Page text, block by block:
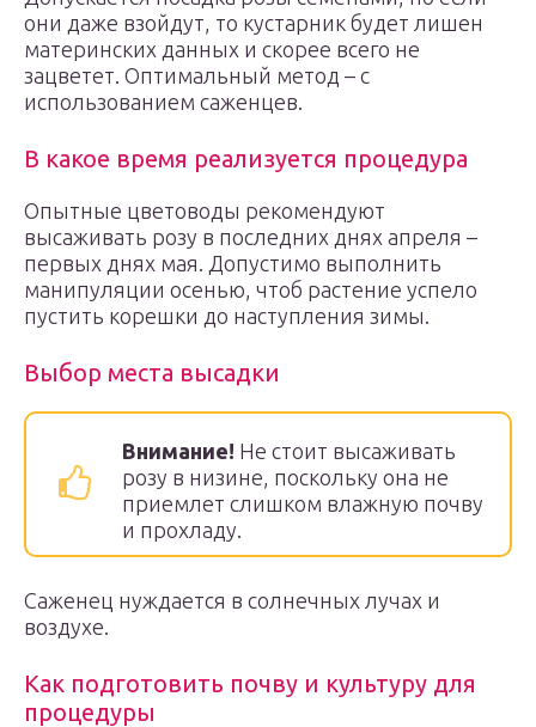
они даже взойдут, то кустарник будет лишен
материнских данных и скорее всего не
зацветет. Оптимальный метод – с
использованием саженцев.
В какое время реализуется процедура
Опытные цветоводы рекомендуют
высаживать розу в последних днях апреля –
первых днях мая. Допустимо выполнить
манипуляции осенью, чтоб растение успело
пустить корешки до наступления зимы.
Выбор места высадки
Внимание! Не стоит высаживать
розу в низине, поскольку она не
приемлет слишком влажную почву
и прохладу.
Саженец нуждается в солнечных лучах и
воздухе.
Как подготовить почву и культуру для
процедуры